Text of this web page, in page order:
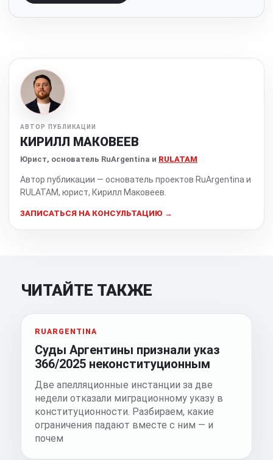
АВТОР ПУБЛИКАЦИИ
КИРИЛЛ МАКОВЕЕВ
Юрист, основатель RuArgentina и RULATAM
Автор публикации — основатель проектов RuArgentina и
RULATAM, юрист, Кирилл Маковеев.
ЗАПИСАТЬСЯ НА КОНСУЛЬТАЦИЮ →
ЧИТАЙТЕ ТАКЖЕ
RUARGENTINA
Суды Аргентины признали указ
366/2025 неконституционным
Две апелляционные инстанции за две
недели отказали миграционному указу в
конституционности. Разбираем, какие
ограничения падают вместе с ним — и
почем